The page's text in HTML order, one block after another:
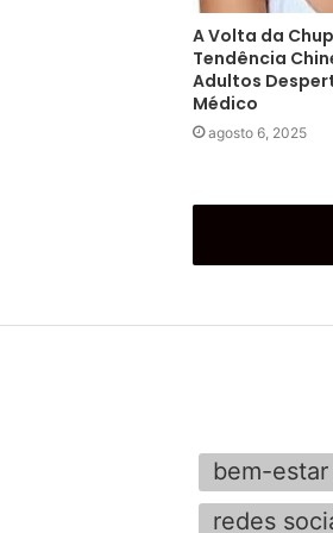
A Volta da
Tendência
Adultos
Médico
agosto 6, 2025
bem-estar
redes